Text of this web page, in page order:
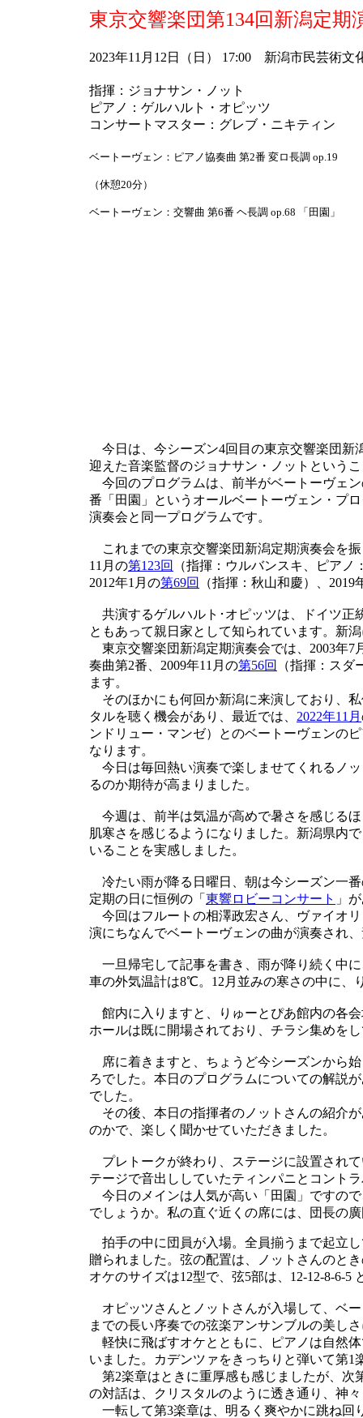
東京交響楽団第134回新潟定
2023年11月12日（日） 17:00 新潟市民芸術文
指揮：ジョナサン・ノット
ピアノ：ゲルハルト・オピッツ
コンサートマスター：グレブ・ニキティン
ベートーヴェン：ピアノ協奏曲 第2番 変ロ長調 op.19
（休憩20分）
ベートーヴェン：交響曲 第6番 ヘ長調 op.68 「田園」
今日は、今シーズン4回目の東京交響楽団新
迎えた音楽監督のジョナサン・ノットという
今回のプログラムは、前半がベートーヴェ
番「田園」というオールベートーヴェン・プ
演奏会と同一プログラムです。
これまでの東京交響楽団新潟定期演奏会を
11月の第123回
（指揮：ウルバンスキ、ピア
2012年1月の第69回 （指揮：秋山和慶）、2019
共演するゲルハルト･オピッツは、ドイツ正
ともあって親日家として知られています。新
東京交響楽団新潟定期演奏会では、2003年7
奏曲第2番、2009年11月の第56回
（指揮：ス
ます。
そのほかにも何回か新潟に来演しており、
タルを聴く機会があり、最近では、 2022年11月
ンドリュー・マンゼ）とのベートーヴェンの
なります。
今日は毎回熱い演奏で楽しませてくれるノ
るのか期待が高まりました。
今週は、前半は気温が高めで暑さを感じる
肌寒さを感じるようになりました。新潟県内
いることを実感しました。
冷たい雨が降る日曜日、朝は今シーズン一
定期の日に恒例の「 東響ロビーコンサート 」
今回はフルートの相澤政宏さん、ヴァイオ
演にちなんでベートーヴェンの曲が演奏され
一旦帰宅して記事を書き、雨が降り続く中
車の外気温計は8℃。12月並みの寒さの中に、
館内に入りますと、りゅーとぴあ館内の各
ホールは既に開場されており、チラシ集めを
席に着きますと、ちょうど今シーズンから
ろでした。本日のプログラムについての解説
でした。
その後、本日の指揮者のノットさんの紹介
のかで、楽しく聞かせていただきました。
プレトークが終わり、ステージに設置され
テージで音出ししていたティンパニとコント
今日のメインは人気が高い「田園」ですの
でしょうか。私の直ぐ近くの席には、団長の
拍手の中に団員が入場。全員揃うまで起立
贈られました。弦の配置は、ノットさんのと
オケのサイズは12型で、弦5部は、12-12-8-6-5
オピッツさんとノットさんが入場して、ベ
までの長い序奏での弦楽アンサンブルの美し
軽快に飛ばすオケとともに、ピアノは自然
いました。カデンツァをきっちりと弾いて第1
第2楽章はときに重厚感も感じましたが、次
の対話は、クリスタルのように透き通り、神
一転して第3楽章は、明るく爽やかに跳ね回